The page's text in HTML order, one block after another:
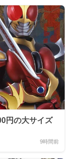
円の大サイズ
9時間前